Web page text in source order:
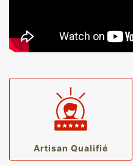
Artisan Qualifié